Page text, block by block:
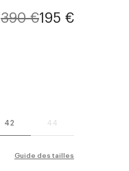
390 €195 €
42 44
Guide des tailles